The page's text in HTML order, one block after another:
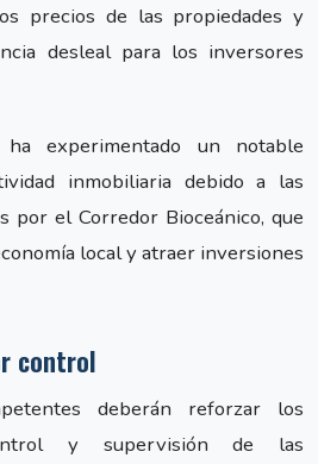
precios de las propiedades y
desleal para los inversores
experimentado un notable
inmobiliaria debido a las
por el Corredor Bioceánico, que
local y atraer inversiones
control
deberán reforzar los
y supervisión de las